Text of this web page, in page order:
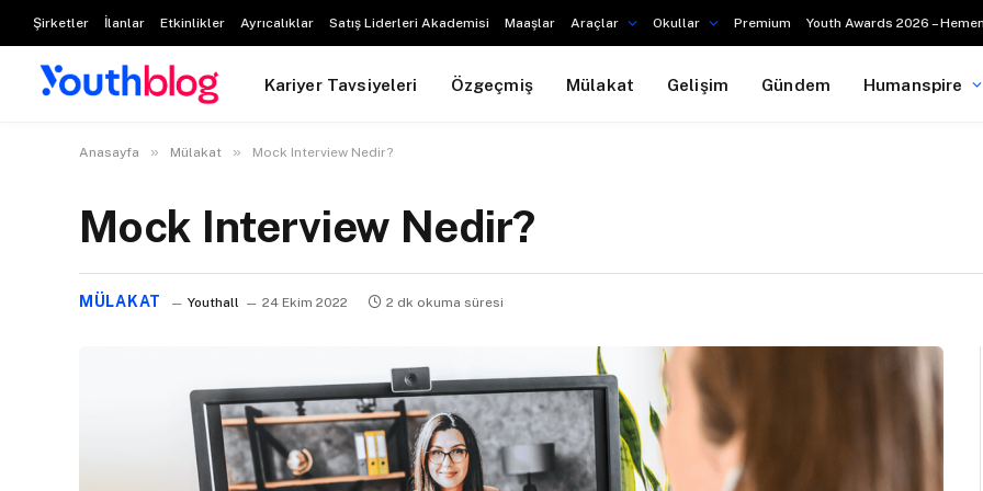
Şirketler İlanlar Etkinlikler Ayrıcalıklar Satış Liderleri Akademisi Maaşlar Araçlar Okullar Premium Youth Awards 2026 –
Kariyer Tavsiyeleri Özgeçmiş Mülakat Gelişim Gündem Humanspire
Anasayfa » Mülakat » Mock Interview Nedir?
Mock Interview Nedir?
MÜLAKAT Youthall 24 Ekim 2022 2 dk okuma süresi